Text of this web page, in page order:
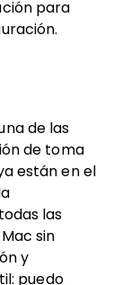
para
de las
de toma
están en el
las
sin
y
puedo